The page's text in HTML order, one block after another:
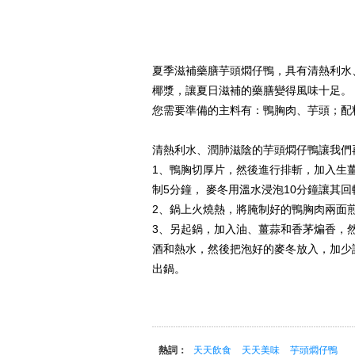
夏季滋補藥膳芋頭燜仔鴨，具有清熱利
椰漿，讓夏日滋補的藥膳變得風味十足。
您需要準備的主料有：鴨胸肉、芋頭；
清熱利水、潤肺滋陰的芋頭燜仔鴨讓我
1、鴨胸切厚片，然後進行排斬，加入生
制5分鐘， 麥冬用溫水浸泡10分鐘讓其
2、鍋上火燒熱，將腌制好的鴨胸肉兩面
3、另起鍋，加入油、薑蒜和香茅煸香，
酒和熱水，然後把泡好的麥冬放入，加
出鍋。
熱詞： 天天飲食 天天美味 芋頭燜仔鴨